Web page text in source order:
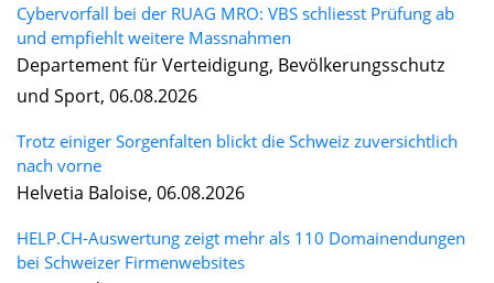
Cybervorfall bei der RUAG MRO: VBS schliesst Prüfung ab
und empfiehlt weitere Massnahmen
Departement für Verteidigung, Bevölkerungsschutz
und Sport, 06.08.2026
Trotz einiger Sorgenfalten blickt die Schweiz zuversichtlich
nach vorne
Helvetia Baloise, 06.08.2026
HELP.CH-Auswertung zeigt mehr als 110 Domainendungen
bei Schweizer Firmenwebsites